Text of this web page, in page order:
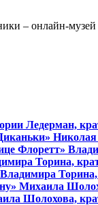
Ледерман,
Флоретт»
Торина,
Михаила
Шолохова,